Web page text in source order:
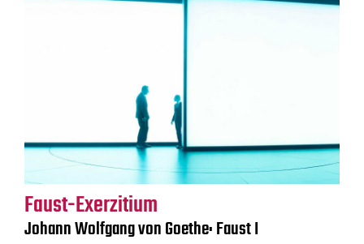
Faust-Exerzitium
Johann Wolfgang von Goethe: Faust I